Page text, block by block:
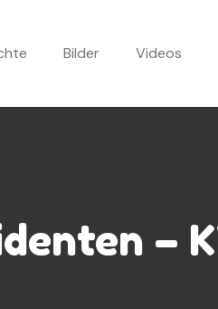
Bilder Videos
–